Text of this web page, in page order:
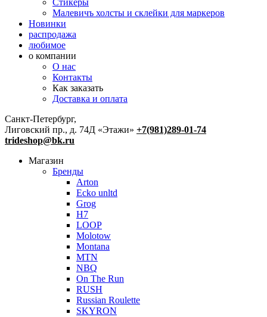
Стикеры
Малевичъ холсты и склейки для маркеров
Новинки
распродажа
любимое
о компании
О нас
Контакты
Как заказать
Доставка и оплата
Санкт-Петербург,
Лиговский пр., д. 74Д «Этажи» +7(981)289-01-74
trideshop@bk.ru
Магазин
Бренды
Arton
Ecko unltd
Grog
H7
LOOP
Molotow
Montana
MTN
NBQ
On The Run
RUSH
Russian Roulette
SKYRON